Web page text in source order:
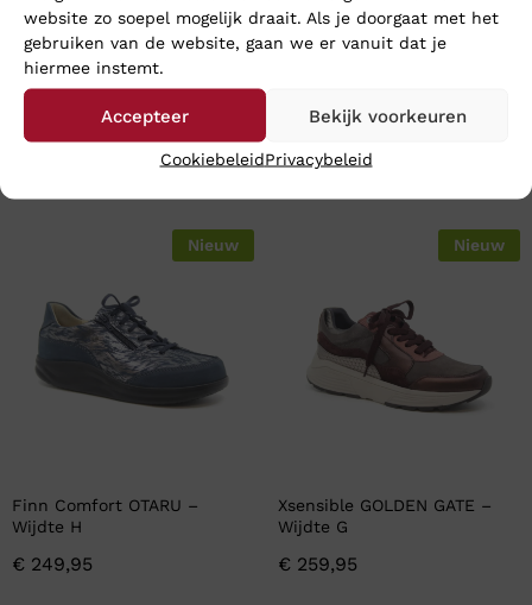
website zo soepel mogelijk draait. Als je doorgaat met het
gebruiken van de website, gaan we er vanuit dat je
hiermee instemt.
Accepteer Bekijk voorkeuren
CookiebeleidPrivacybeleid
Meindl CARACAS GTX –
– Wijdte H
€209,95
Nieuw
Finn Comfort OTARU –
Wijdte H
€ 249,95
Nieuw
Xsensible GOLDEN GATE –
Wijdte G
€ 259,95